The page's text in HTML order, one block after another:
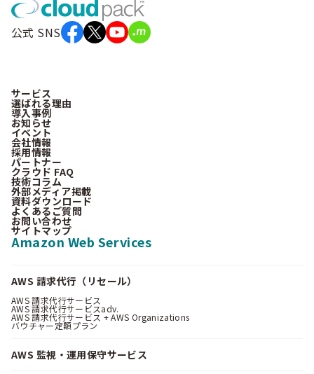
公式 SNS
サービス
選ばれる理由
導入事例
お知らせ
イベント
会社情報
採用情報
パートナー
クラウド FAQ
技術コラム
外部メディア掲載
資料ダウンロード
よくあるご質問
お問い合わせ
サイトマップ
Amazon Web Services
AWS 請求代行（リセール）
AWS 請求代行サービス
AWS 請求代行サービスadv.
AWS 請求代行サービス + AWS Organizations
バウチャー定額プラン
AWS 監視・運用保守サービス